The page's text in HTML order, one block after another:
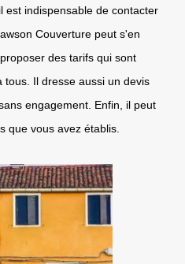
est indispensable de contacter
Couverture peut s'en
des tarifs qui sont
tous. Il dresse aussi un devis
engagement. Enfin, il peut
que vous avez établis.